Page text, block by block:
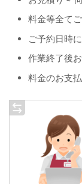
料金等全て
ご予約日時
作業終了後
料金のお支